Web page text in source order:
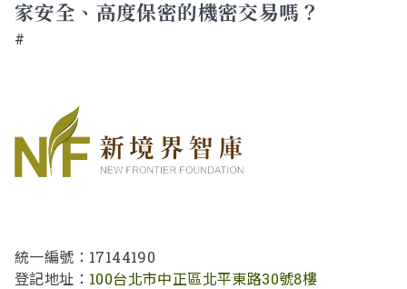
家安全、高度保密的機密交易嗎？
#
統一編號：17144190
登記地址： 100台北市中正區北平東路30號8樓